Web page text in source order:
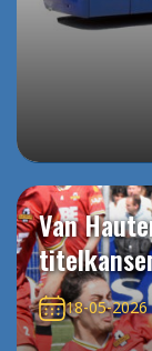
Van
18-05-2026